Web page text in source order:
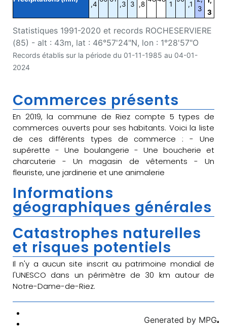
Statistiques 1991-2020 et records ROCHESERVIERE
(85) - alt : 43m, lat : 46°57'24"N, lon : 1°28'57"O
Records établis sur la période du 01-11-1985 au 04-01-
2024
,4
,3
3
,8
1
,1
3
3
Commerces présents
En 2019, la commune de Riez compte 5 types de
commerces ouverts pour ses habitants. Voici la liste
de ces différents types de commerce : - Une
supérette - Une boulangerie - Une boucherie et
charcuterie - Un magasin de vêtements - Un
fleuriste, une jardinerie et une animalerie
Informations
géographiques générales
Catastrophes naturelles
et risques potentiels
Il n'y a aucun site inscrit au patrimoine mondial de
l'UNESCO dans un périmètre de 30 km autour de
Notre-Dame-de-Riez.
Generated by MPG